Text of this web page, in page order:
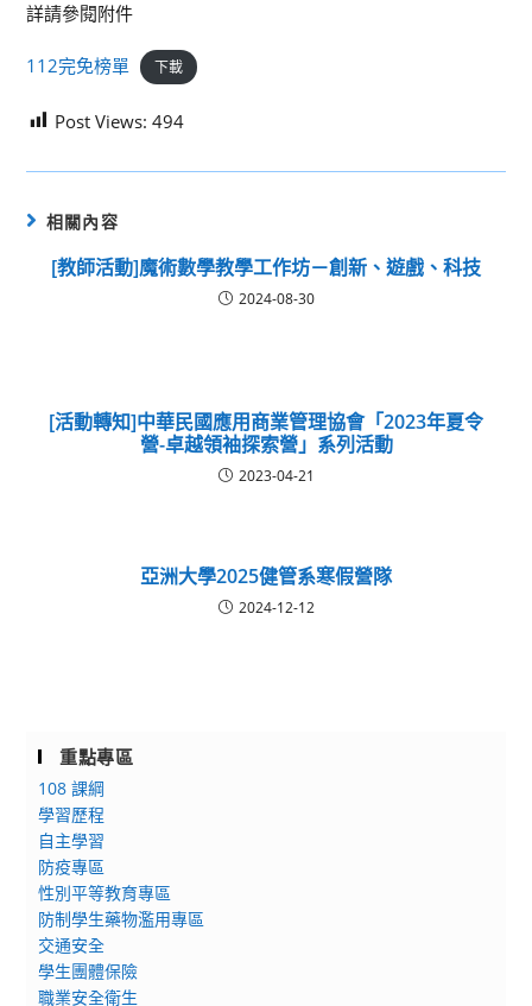
詳請參閱附件
112完免榜單 下載
Post Views: 494
相關內容
[教師活動]魔術數學教學工作坊－創新、遊戲、科技
2024-08-30
[活動轉知]中華民國應用商業管理協會「2023年夏令
營-卓越領袖探索營」系列活動
2023-04-21
亞洲大學2025健管系寒假營隊
2024-12-12
重點專區
108 課綱
學習歷程
自主學習
防疫專區
性別平等教育專區
防制學生藥物濫用專區
交通安全
學生團體保險
職業安全衛生